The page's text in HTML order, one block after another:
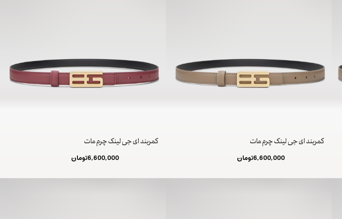
کمربند ای جی لینک چرم مات
6,600,000تومان
کمربند ای جی لینک چرم مات
6,600,000تومان